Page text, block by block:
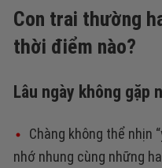
Con trai thường
thời điểm nào?
Lâu ngày không gặp
Chàng không thể nhịn
nhớ nhung cùng những